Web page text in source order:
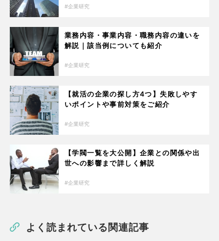
企業研究
業務内容・事業内容・職務内容の違いを
解説｜該当例についても紹介
企業研究
【就活の企業の探し方4つ】失敗しやす
いポイントや事前対策をご紹介
企業研究
【学閥一覧を大公開】企業との関係や出
世への影響まで詳しく解説
企業研究
よく読まれている関連記事